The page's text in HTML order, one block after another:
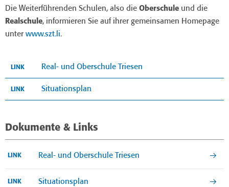
Die Weiterführenden Schulen, also die Oberschule und die
Realschule, informieren Sie auf ihrer gemeinsamen Homepage
unter www.szt.li.
LINK Real- und Oberschule Triesen
LINK Situationsplan
Dokumente & Links
LINK Real- und Oberschule Triesen
LINK Situationsplan